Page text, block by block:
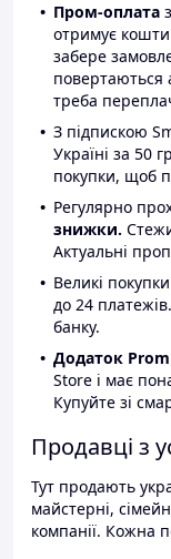
Пром-оплата
отримує кошти
забере
повертаються
треба
З підпискою
Україні за 50
покупки, щоб
Регулярно
знижки.
Актуальні
Великі
до 24
банку.
Додаток Prom
Store і має
Купуйте зі
Продавці з
Тут продають
майстерні,
компанії. Кожна